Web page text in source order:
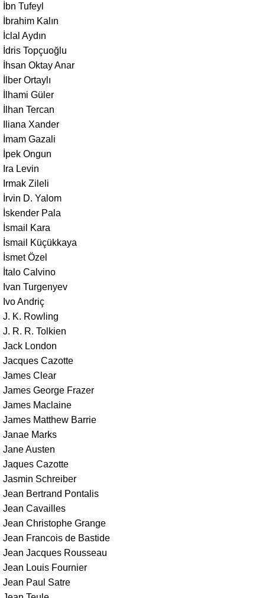
İbn Tufeyl
İbrahim Kalın
İclal Aydın
İdris Topçuoğlu
İhsan Oktay Anar
İlber Ortaylı
İlhami Güler
İlhan Tercan
Iliana Xander
İmam Gazali
İpek Ongun
Ira Levin
Irmak Zileli
İrvin D. Yalom
İskender Pala
İsmail Kara
İsmail Küçükkaya
İsmet Özel
İtalo Calvino
Ivan Turgenyev
Ivo Andriç
J. K. Rowling
J. R. R. Tolkien
Jack London
Jacques Cazotte
James Clear
James George Frazer
James Maclaine
James Matthew Barrie
Janae Marks
Jane Austen
Jaques Cazotte
Jasmin Schreiber
Jean Bertrand Pontalis
Jean Cavailles
Jean Christophe Grange
Jean Francois de Bastide
Jean Jacques Rousseau
Jean Louis Fournier
Jean Paul Satre